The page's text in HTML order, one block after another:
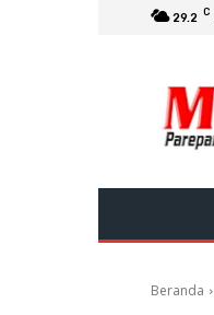
29.2 C
Beranda